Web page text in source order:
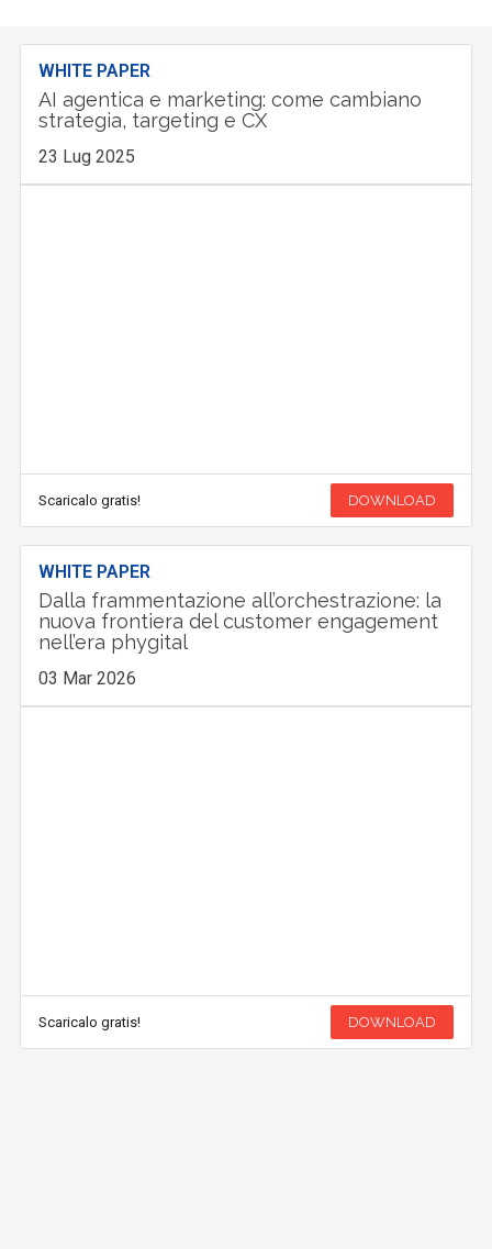
WHITE PAPER
AI agentica e marketing: come cambiano
strategia, targeting e CX
23 Lug 2025
Scaricalo gratis! DOWNLOAD
WHITE PAPER
Dalla frammentazione all’orchestrazione: la
nuova frontiera del customer engagement
nell’era phygital
03 Mar 2026
Scaricalo gratis! DOWNLOAD